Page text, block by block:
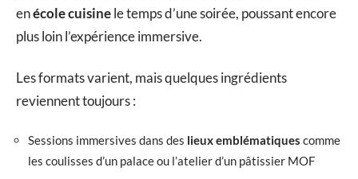
enécole cuisinele temps d’une soirée, poussant encore
plus loin l’expérience immersive.
Les formats varient, mais quelques ingrédients
reviennent toujours :
Sessions immersives dans des lieux emblématiques comme
les coulisses d’un palace ou l’atelier d’un pâtissier MOF